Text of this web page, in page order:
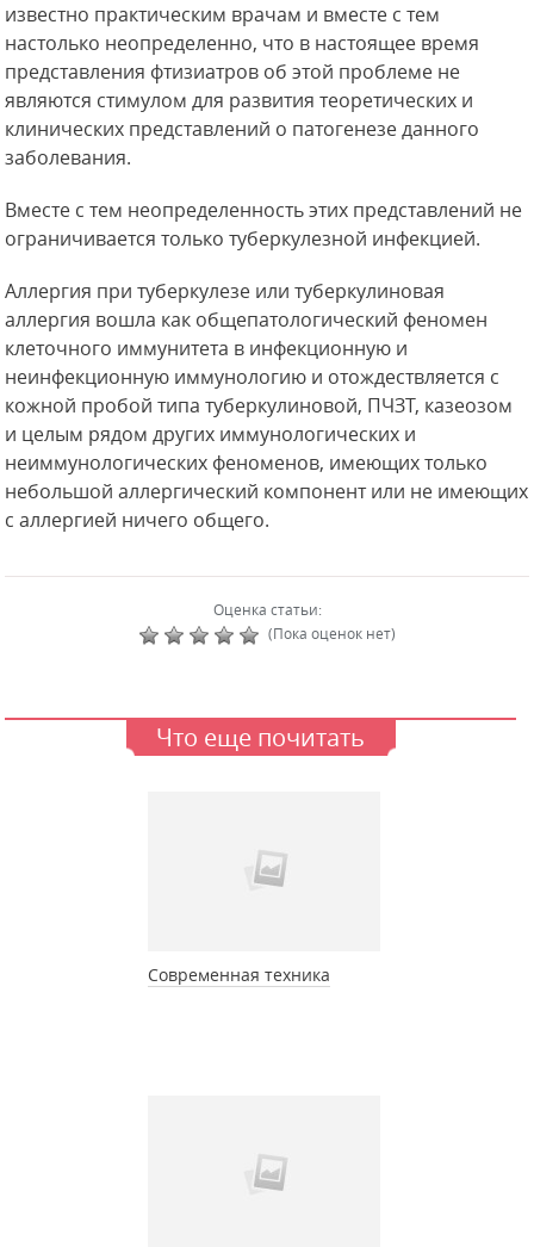
известно практическим врачам и вместе с тем
настолько неопределенно, что в настоящее время
представления фтизиатров об этой проблеме не
являются стимулом для развития теоретических и
клинических представлений о патогенезе данного
заболевания.
Вместе с тем неопределенность этих представлений не
ограничивается только туберкулезной инфекцией.
Аллергия при туберкулезе или туберкулиновая
аллергия вошла как общепатологический феномен
клеточного иммунитета в инфекционную и
неинфекционную иммунологию и отождествляется с
кожной пробой типа туберкулиновой, ПЧЗТ, казеозом
и целым рядом других иммунологических и
неиммунологических феноменов, имеющих только
небольшой аллергический компонент или не имеющих
с аллергией ничего общего.
Оценка статьи:
(Пока оценок нет)
Что еще почитать
Современная техника